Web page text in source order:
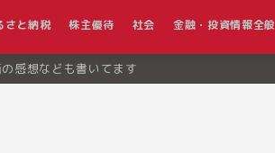
さと納税 株主優待 社会 金融・投資情報全般
感想なども書いてます